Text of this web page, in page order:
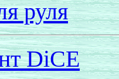
руля
DiCE